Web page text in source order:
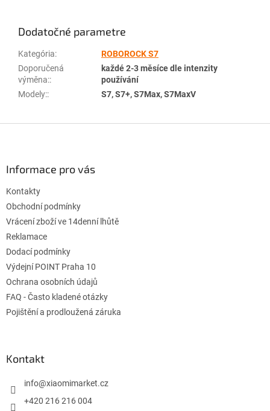
Dodatočné parametre
Kategória:
ROBOROCK S7
Doporučená
výměna::
každé 2-3 měsíce dle intenzity
používání
Modely:: S7, S7+, S7Max, S7MaxV
Informace pro vás
Kontakty
Obchodní podmínky
Vrácení zboží ve 14denní lhůtě
Reklamace
Dodací podmínky
Výdejní POINT Praha 10
Ochrana osobních údajů
FAQ - Často kladené otázky
Pojištění a prodloužená záruka
Kontakt
info@xiaomimarket.cz
+420 216 216 004